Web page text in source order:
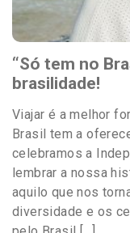
“Só tem no
brasilidade!
Viajar é a melhor
Brasil tem a
celebramos a
lembrar a nossa
aquilo que nos
diversidade e os